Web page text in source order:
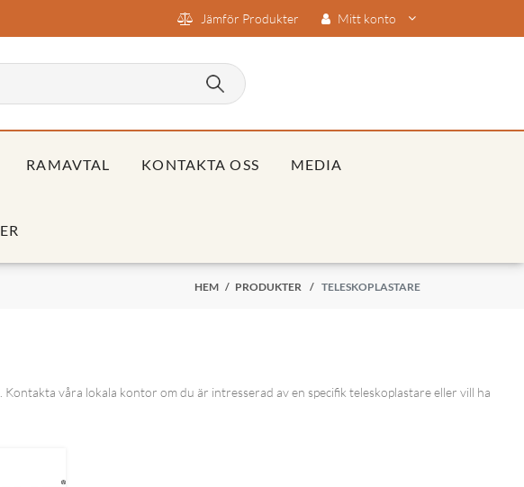
Jämför Produkter Mitt konto
RAMAVTAL KONTAKTA OSS MEDIA
HEM / PRODUKTER / TELESKOPLASTARE
våra lokala kontor om du är intresserad av en specifik teleskoplastare eller vill ha